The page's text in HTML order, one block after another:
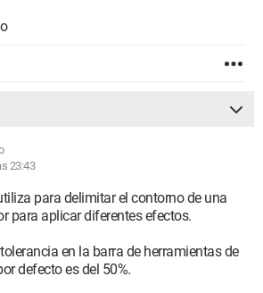
23:43
para delimitar el contorno de una
para aplicar diferentes efectos.
en la barra de herramientas de
defecto es del 50%.